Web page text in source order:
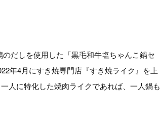
だしを使用した「黒毛和牛塩ちゃんこ鍋セ
年4月にすき焼専門店『すき焼ライク』を上
人に特化した焼肉ライクであれば、一人鍋も